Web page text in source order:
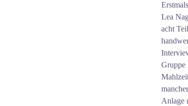
Lea
acht
Gruppe
Anlage